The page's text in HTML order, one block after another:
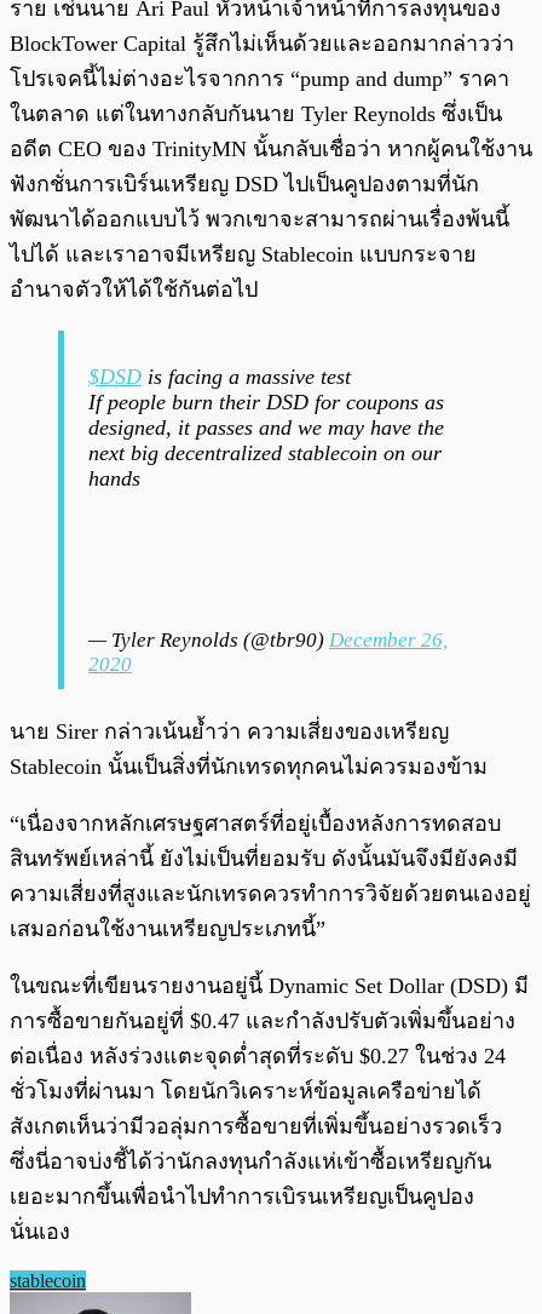
ราย เช่นนาย Ari Paul หัวหน้าเจ้าหน้าที่การลงทุนของ
BlockTower Capital รู้สึกไม่เห็นด้วยและออกมากล่าวว่า
โปรเจคนี้ไม่ต่างอะไรจากการ “pump and dump” ราคา
ในตลาด แต่ในทางกลับกันนาย Tyler Reynolds ซึ่งเป็น
อดีต CEO ของ TrinityMN นั้นกลับเชื่อว่า หากผู้คนใช้งาน
ฟังกชั่นการเบิร์นเหรียญ DSD ไปเป็นคูปองตามที่นัก
พัฒนาได้ออกแบบไว้ พวกเขาจะสามารถผ่านเรื่องพ้นนี้
ไปได้ และเราอาจมีเหรียญ Stablecoin แบบกระจาย
อำนาจตัวให้ได้ใช้กันต่อไป
$DSD is facing a massive test
If people burn their DSD for coupons as
designed, it passes and we may have the
next big decentralized stablecoin on our
hands
— Tyler Reynolds (@tbr90) December 26,
2020
นาย Sirer กล่าวเน้นย้ำว่า ความเสี่ยงของเหรียญ
Stablecoin นั้นเป็นสิ่งที่นักเทรดทุกคนไม่ควรมองข้าม
“เนื่องจากหลักเศรษฐศาสตร์ที่อยู่เบื้องหลังการทดสอบ
สินทรัพย์เหล่านี้ ยังไม่เป็นที่ยอมรับ ดังนั้นมันจึงมียังคงมี
ความเสี่ยงที่สูงและนักเทรดควรทำการวิจัยด้วยตนเองอยู่
เสมอก่อนใช้งานเหรียญประเภทนี้”
ในขณะที่เขียนรายงานอยู่นี้ Dynamic Set Dollar (DSD) มี
การซื้อขายกันอยู่ที่ $0.47 และกำลังปรับตัวเพิ่มขึ้นอย่าง
ต่อเนื่อง หลังร่วงแตะจุดต่ำสุดที่ระดับ $0.27 ในช่วง 24
ชั่วโมงที่ผ่านมา โดยนักวิเคราะห์ข้อมูลเครือข่ายได้
สังเกตเห็นว่ามีวอลุ่มการซื้อขายที่เพิ่มขึ้นอย่างรวดเร็ว
ซึ่งนี่อาจบ่งชี้ได้ว่านักลงทุนกำลังแห่เข้าซื้อเหรียญกัน
เยอะมากขึ้นเพื่อนำไปทำการเบิรนเหรียญเป็นคูปอง
นั่นเอง
stablecoin